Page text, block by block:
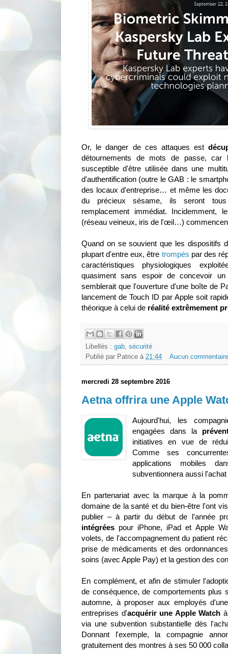
Or, le danger de ces attaques est
détournements de mots de passe, car
susceptible d'être utilisée dans une
d'authentification (outre le GAB : le
des locaux d'entreprise… et même les
du précieux sésame, ils seront
remplacement immédiat. Incidemment,
(réseau veineux, iris de l'œil…)
Quand on se souvient que les dispositifs
plupart d'entre eux, être trompés par des
caractéristiques physiologiques
quasiment sans espoir de concevoir
semblerait que l'ouverture d'une boîte de
lancement de Touch ID par Apple soit
théorique à celui de réalité extrêmement
Libellés : gab sécurité
Publié par Patrice à 21:44 Aucun
mercredi 28 septembre 2016
Aetna offrira une Apple
Aujourd'hui, les
engagées dans la
initiatives en vue de
Comme ses
applications mobiles
subventionnera aussi
En partenariat avec la marque à la
domaine de la santé et du bien-être l'ont
publier – à partir du début de l'année
intégrées pour iPhone, iPad et Apple
volets, de l'accompagnement du patient
prise de médicaments et des
soins (avec Apple Pay) et la gestion des
En complément, et afin de stimuler
de conséquence, de comportements plus
automne, à proposer aux employés
entreprises d'acquérir une Apple Watch
via une subvention substantielle dès
Donnant l'exemple, la compagnie
gratuitement des montres à ses 50 000